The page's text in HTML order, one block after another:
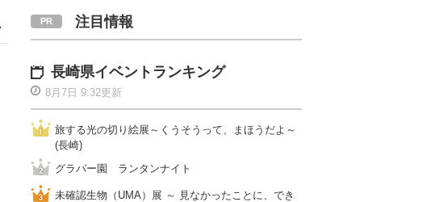
注目情報
長崎県イベントランキング
8月7日 9:32更新
旅する光の切り絵展～くうそうって、まほうだよ～
(長崎)
グラバー園 ランタンナイト
未確認生物（UMA）展 ～ 見なかったことに、でき